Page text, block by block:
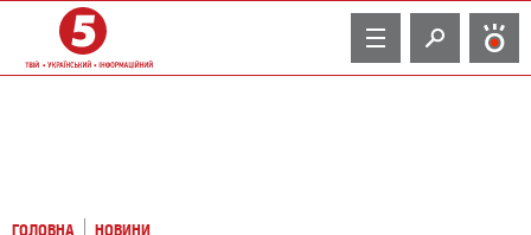
TV
ГОЛОВНА НОВИНИ